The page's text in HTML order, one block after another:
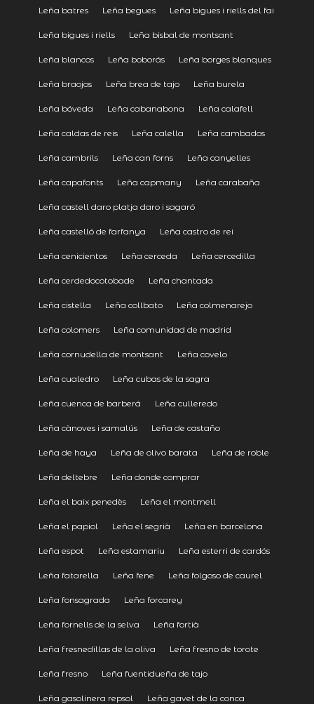
Leña batres Leña begues Leña bigues i riells del fai
Leña bigues i riells Leña bisbal de montsant
Leña blancos Leña boborás Leña borges blanques
Leña braojos Leña brea de tajo Leña burela
Leña bóveda Leña cabanabona Leña calafell
Leña caldas de reis Leña calella Leña cambados
Leña cambrils Leña can forns Leña canyelles
Leña capafonts Leña capmany Leña carabaña
Leña castell daro platja daro i sagaró
Leña castelló de farfanya Leña castro de rei
Leña cenicientos Leña cerceda Leña cercedilla
Leña cerdedocotobade Leña chantada
Leña cistella Leña collbato Leña colmenarejo
Leña colomers Leña comunidad de madrid
Leña cornudella de montsant Leña covelo
Leña cualedro Leña cubas de la sagra
Leña cuenca de barberá Leña culleredo
Leña cànoves i samalús Leña de castaño
Leña de haya Leña de olivo barata Leña de roble
Leña deltebre Leña donde comprar
Leña el baix penedès Leña el montmell
Leña el papiol Leña el segrià Leña en barcelona
Leña espot Leña estamariu Leña esterri de cardós
Leña fatarella Leña fene Leña folgoso de caurel
Leña fonsagrada Leña forcarey
Leña fornells de la selva Leña fortià
Leña fresnedillas de la oliva Leña fresno de torote
Leña fresno Leña fuentidueña de tajo
Leña gasolinera repsol Leña gavet de la conca